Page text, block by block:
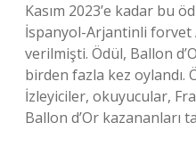
Kasım 2023’e kadar bu
İspanyol-Arjantinli forvet
verilmişti. Ödül, Ballon
birden fazla kez oylandı.
İzleyiciler, okuyucular,
Ballon d’Or kazananları